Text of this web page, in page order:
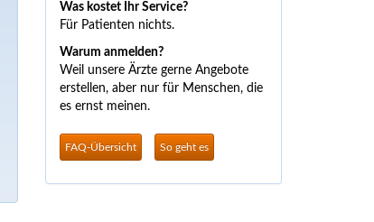
Was kostet Ihr Service?
Für Patienten nichts.
Warum anmelden?
Weil unsere Ärzte gerne Angebote
erstellen, aber nur für Menschen, die
es ernst meinen.
FAQ-Übersicht So geht es